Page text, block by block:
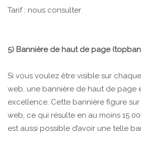
Tarif : nous consulter
5) Bannière de haut de page
Si vous voulez être visible sur
web, une bannière de haut de page
excellence. Cette bannière figure
web, ce qui résulte en au moins 15
est aussi possible d’avoir une telle